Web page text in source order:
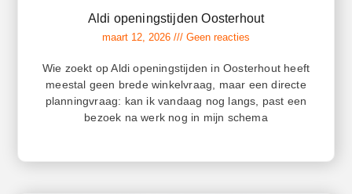
Aldi openingstijden Oosterhout
maart 12, 2026 Geen reacties
Wie zoekt op Aldi openingstijden in Oosterhout heeft
meestal geen brede winkelvraag, maar een directe
planningvraag: kan ik vandaag nog langs, past een
bezoek na werk nog in mijn schema